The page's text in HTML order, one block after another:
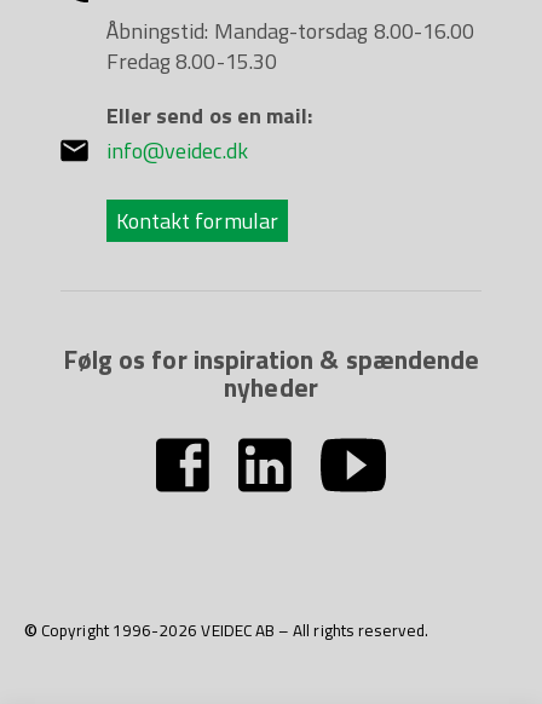
Åbningstid: Mandag-torsdag 8.00-16.00
Fredag 8.00-15.30
Eller send os en mail:
info@veidec.dk
Kontakt formular
Følg os for inspiration & spændende
nyheder
© Copyright 1996-2026 VEIDEC AB – All rights reserved.